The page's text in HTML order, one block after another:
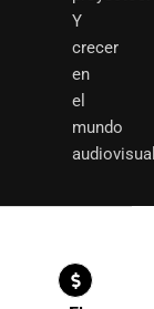
Y
crecer
en
el
mundo